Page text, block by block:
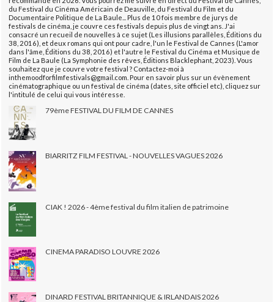
du Festival du Cinéma Américain de Deauville, du Festival du Film et du
Documentaire Politique de La Baule... Plus de 10 fois membre de jurys de
festivals de cinéma, je couvre ces festivals depuis plus de vingt ans. J'ai
consacré un recueil de nouvelles à ce sujet (Les illusions parallèles, Éditions du
38, 2016), et deux romans qui ont pour cadre, l'un le Festival de Cannes (L'amor
dans l'âme, Éditions du 38, 2016) et l'autre le Festival du Cinéma et Musique de
Film de La Baule (La Symphonie des rêves, Éditions Blacklephant, 2023). Vous
souhaitez que je couvre votre festival ? Contactez-moi à
inthemoodforfilmfestivals@gmail.com. Pour en savoir plus sur un évènement
cinématographique ou un festival de cinéma (dates, site officiel etc), cliquez sur
l'intitulé de celui qui vous intéresse.
79ème FESTIVAL DU FILM DE CANNES
BIARRITZ FILM FESTIVAL - NOUVELLES VAGUES 2026
CIAK ! 2026 - 4ème festival du film italien de patrimoine
CINEMA PARADISO LOUVRE 2026
DINARD FESTIVAL BRITANNIQUE & IRLANDAIS 2026